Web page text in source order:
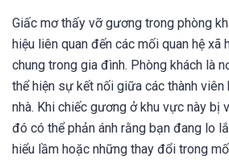
Giấc mơ thấy vỡ gương trong phòng
hiệu liên quan đến các mối quan hệ xã
chung trong gia đình. Phòng khách là
thể hiện sự kết nối giữa các thành viên
nhà. Khi chiếc gương ở khu vực này bị
đó có thể phản ánh rằng bạn đang lo
hiểu lầm hoặc những thay đổi trong